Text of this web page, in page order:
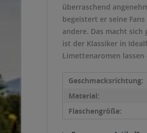
überraschend
begeistert er seine
andere. Das macht
ist der Klassiker in
Limettenaromen
Geschmacksrichtung:
Material:
Flaschengröße: